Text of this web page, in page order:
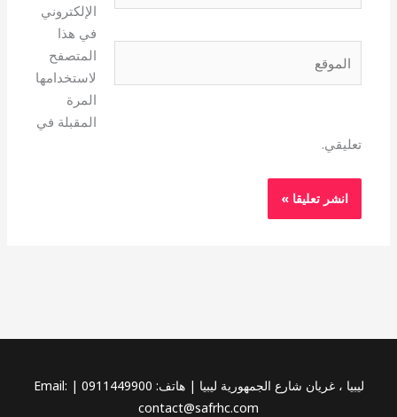
الإلكتروني
في هذا
المتصفح
لاستخدامها
المرة
المقبلة في
تعليقي.
ليبيا ، غريان شارع الجمهورية ليبيا | هاتف: 0911449900 | Email:
contact@safrhc.com